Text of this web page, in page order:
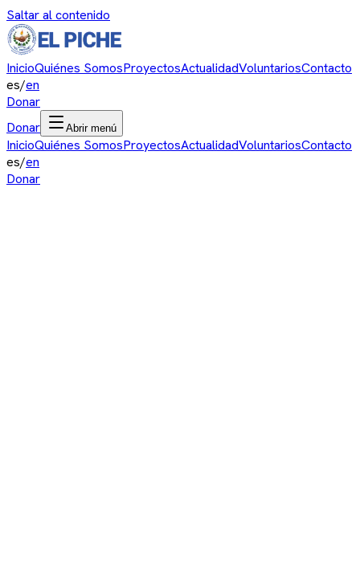
Saltar al contenido
InicioQuiénes SomosProyectosActualidadVoluntariosContacto
es/en
Donar
Donar
Abrir menú
InicioQuiénes SomosProyectosActualidadVoluntariosContacto
es/en
Donar